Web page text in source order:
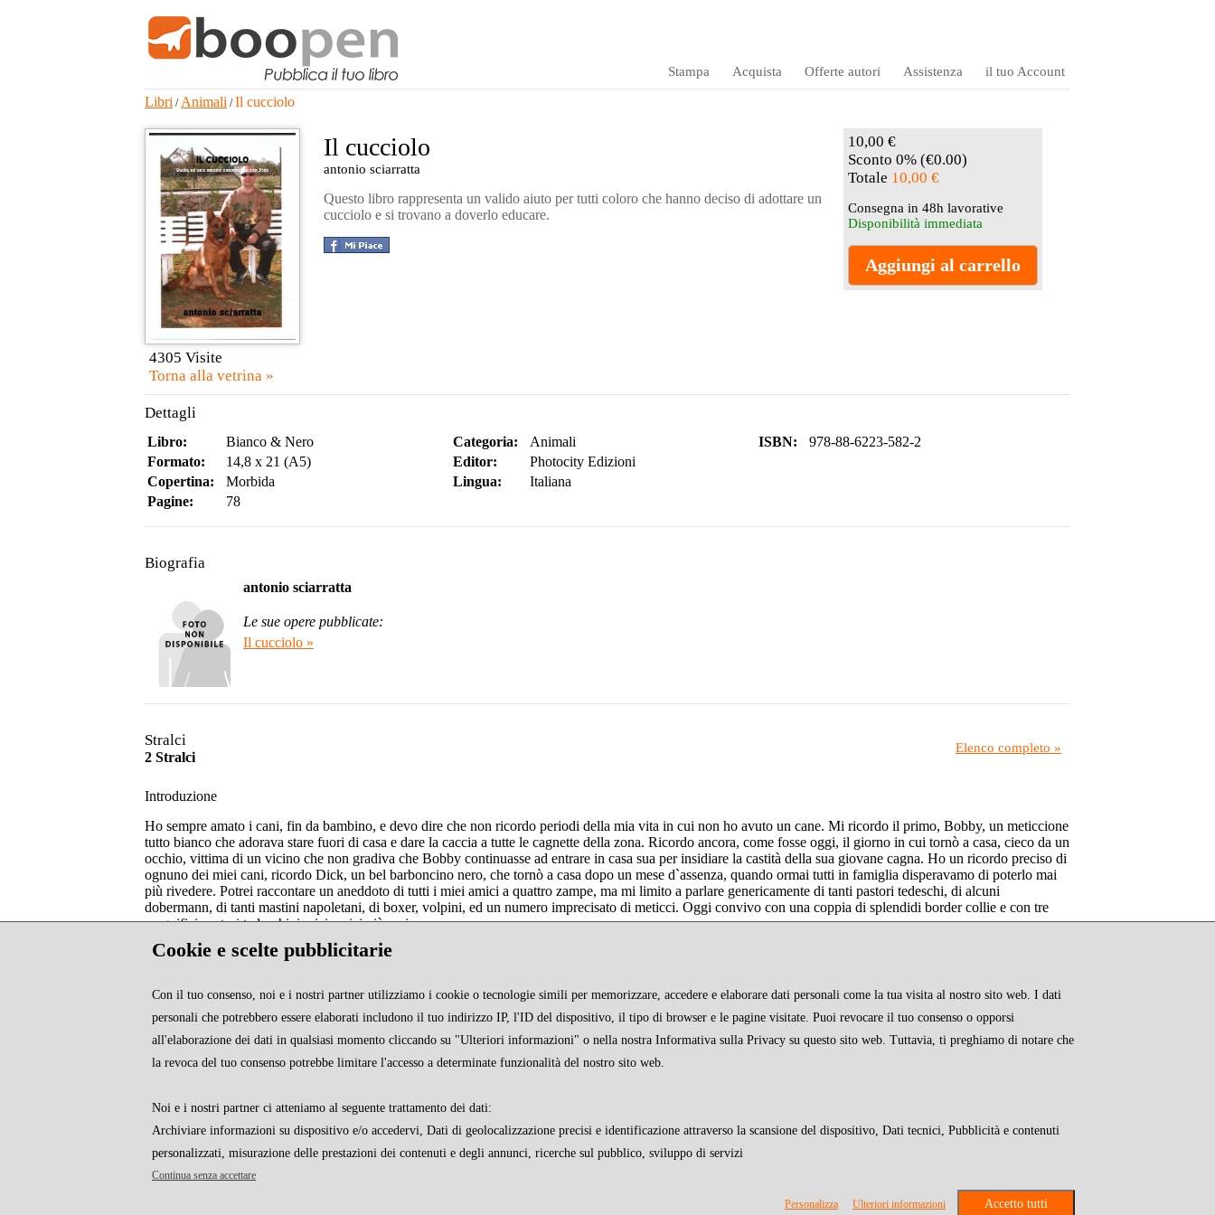
Stampa Acquista Offerte autori Assistenza il tuo Account
Libri / Animali /Il cucciolo
4305 Visite
Torna alla vetrina »
Il cucciolo
antonio sciarratta
Questo libro rappresenta un valido aiuto per tutti coloro che hanno deciso di adottare un
cucciolo e si trovano a doverlo educare.
10,00 €
Sconto 0% (€0.00)
Totale 10,00 €
Consegna in 48h lavorative
Disponibilità immediata
Dettagli
Libro:
Bianco & Nero
Formato:
14,8 x 21 (A5)
Copertina:
Morbida
Pagine:
78
Categoria:
Animali
Editor:
Photocity Edizioni
Lingua:
Italiana
ISBN: 978-88-6223-582-2
Biografia
antonio sciarratta
Le sue opere pubblicate:
Il cucciolo »
Stralci
2 Stralci
Elenco completo »
Introduzione
Ho sempre amato i cani, fin da bambino, e devo dire che non ricordo periodi della mia vita in cui non ho avuto un cane. Mi ricordo il primo, Bobby, un meticcione
tutto bianco che adorava stare fuori di casa e dare la caccia a tutte le cagnette della zona. Ricordo ancora, come fosse oggi, il giorno in cui tornò a casa, cieco da un
occhio, vittima di un vicino che non gradiva che Bobby continuasse ad entrare in casa sua per insidiare la castità della sua giovane cagna. Ho un ricordo preciso di
ognuno dei miei cani, ricordo Dick, un bel barboncino nero, che tornò a casa dopo un mese d`assenza, quando ormai tutti in famiglia disperavamo di poterlo mai
più rivedere. Potrei raccontare un aneddoto di tutti i miei amici a quattro zampe, ma mi limito a parlare genericamente di tanti pastori tedeschi, di alcuni
dobermann, di tanti mastini napoletani, di boxer, volpini, ed un numero imprecisato di meticci. Oggi convivo con una coppia di splendidi border collie e con tre
magnifici pastori tedeschi, i miei amici più cari.
(Rif. Pagina 8)
Al momento non sono presenti recensioni
Boopen è un prodotto di Photocity.it srl - Via Francesco Caracciolo 17 80122 Napoli - P.IVA 07651390630 - Cap.soc. € 60.000,00 interamente versato - Reg.imprese 07651390630 - N.REA 644385
Cookie e scelte pubblicitarie
Con il tuo consenso, noi e i nostri partner utilizziamo i cookie o tecnologie simili per memorizzare, accedere e elaborare dati personali come la tua visita al nostro sito web. I dati
personali che potrebbero essere elaborati includono il tuo indirizzo IP, l'ID del dispositivo, il tipo di browser e le pagine visitate. Puoi revocare il tuo consenso o opporsi
all'elaborazione dei dati in qualsiasi momento cliccando su "Ulteriori informazioni" o nella nostra Informativa sulla Privacy su questo sito web. Tuttavia, ti preghiamo di notare che
la revoca del tuo consenso potrebbe limitare l'accesso a determinate funzionalità del nostro sito web.
Noi e i nostri partner ci atteniamo al seguente trattamento dei dati:
Archiviare informazioni su dispositivo e/o accedervi, Dati di geolocalizzazione precisi e identificazione attraverso la scansione del dispositivo, Dati tecnici, Pubblicità e contenuti
personalizzati, misurazione delle prestazioni dei contenuti e degli annunci, ricerche sul pubblico, sviluppo di servizi
Continua senza accettare
Personalizza Ulteriori informazioni